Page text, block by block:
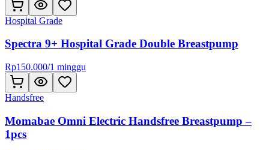
Hospital Grade
Spectra 9+ Hospital Grade Double Breastpump
Rp150.000/1 minggu
Handsfree
Momabae Omni Electric Handsfree Breastpump –
1pcs